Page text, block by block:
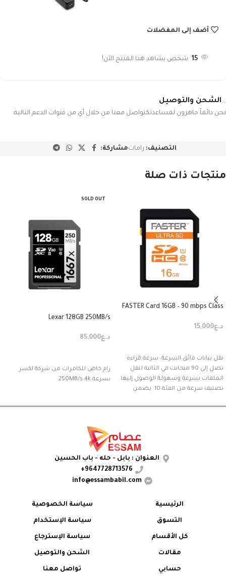
أضف إلى المفضلات
15 شخص يشاهد هذا المنتج الآن!
الشحن والتوصيل
نحن دائماً جاهزون لمساعدتكتواصل معنا من خلال أي من قنوات الدعم التالية:
التصنيف: راماتمشاركة:
منتجات ذات صلة
FASTER Card 16GB – 90 mbps Class
د.ع15,000
نقل بيانات فائق السرعة: سرعة قراءة
تصل إلى 90 ميجابت في الثانية لنقل
الملفات بسرعة وسهولة الوصول إليها.
تصنيف سرعة من الفئة 10: يضمن
بسلاسة تامة دون أي تأخير. توافق واسع:
الأجهزة التي تدعم بطاقات SDHC.
تصميم متين: مصمم لتحمل الصدمات
والماء وتغيرات درجات الحرارة لضمان
SOLD OUT
Lexar 128GB 250MB/s
د.ع85,000
رام خاص للكامرات من شركة لكسر
بسرعة 250MB/s 4k
العنوان : بابل - حله - باب الحسين
9647728713576+
info@essambabil.com
الرئيسية
التسوق
كل الأقسام
مقالات
حسابي
سياسة الخصوصية
سياسة الإستخدام
سياسة الإسترجاع
الشحن والتوصيل
تواصل معنا